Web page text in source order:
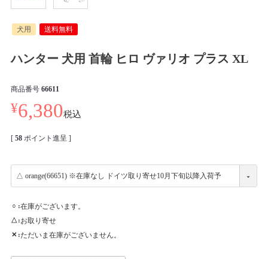
犬用 送料無料
ハンター 犬用 首輪 ヒロ ヴァリオ プラス XL
商品番号 66611
¥6,380税込
[ 58 ポイント進呈 ]
○ 在庫がございます。
△ お取り寄せ
✕ ただいま在庫がございません。